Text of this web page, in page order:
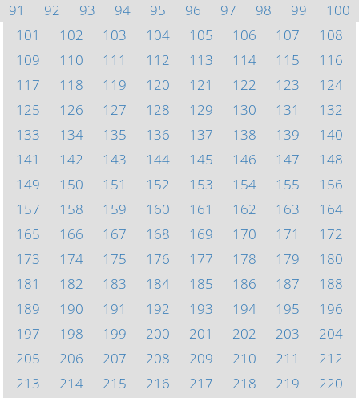
91
92 93 94 95 96 97 98 99
100
101
102 103 104 105 106 107
108
109
110 111 112 113 114 115
116
117
118 119 120 121 122 123
124
125
126 127 128 129 130 131
132
133
134 135 136 137 138 139
140
141
142 143 144 145 146 147
148
149
150 151 152 153 154 155
156
157
158 159 160 161 162 163
164
165
166 167 168 169 170 171
172
173
174 175 176 177 178 179
180
181
182 183 184 185 186 187
188
189
190 191 192 193 194 195
196
197
198 199 200 201 202 203
204
205
206 207 208 209 210 211
212
213
214 215 216 217 218 219
220